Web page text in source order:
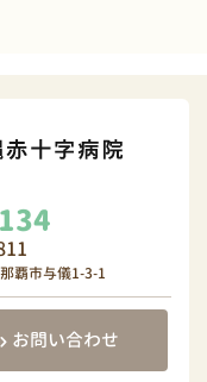
覇市与儀1-3-1
お問い合わせ